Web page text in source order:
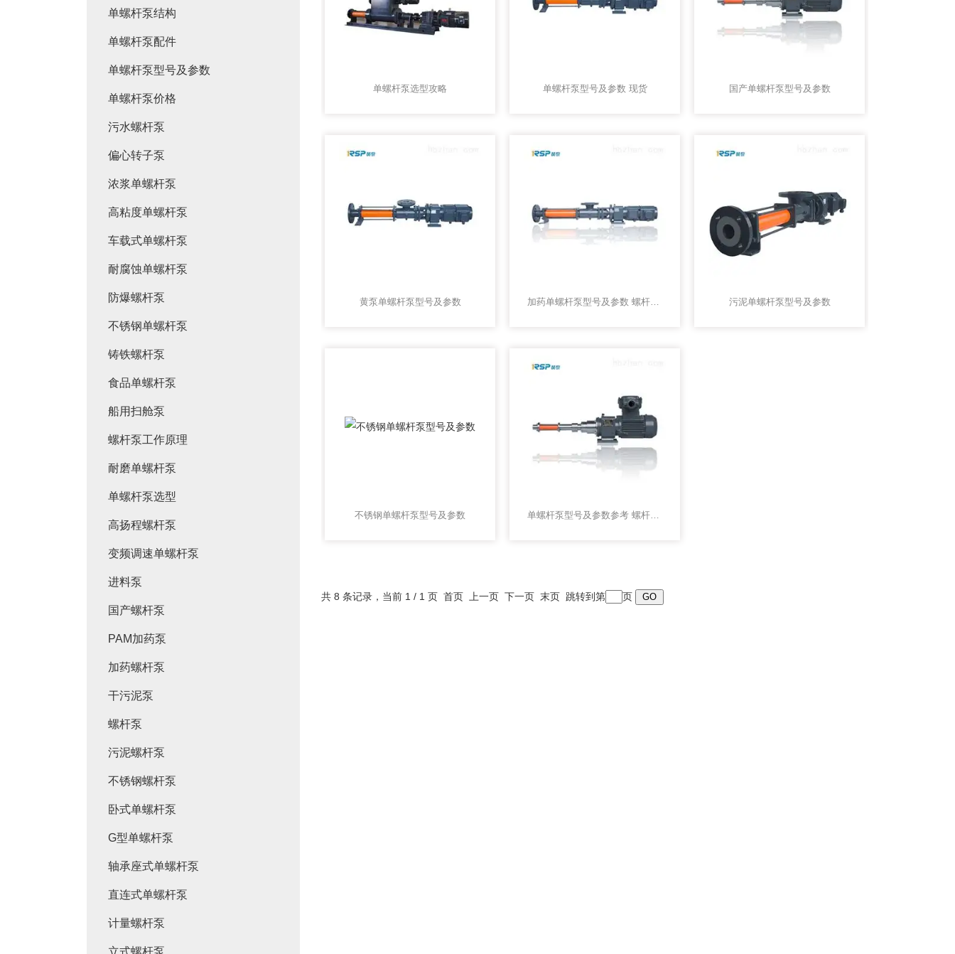
单螺杆泵选型攻略 单螺杆泵型号及参数 现货 国产单螺杆泵型号及参数
黄泵单螺杆泵型号及参数 加药单螺杆泵型号及参数 螺杆泵生产 污泥单螺杆泵型号及参数
不锈钢单螺杆泵型号及参数 单螺杆泵型号及参数参考 螺杆泵生产
共 8 条记录，当前 1 / 1 页 首页 上一页 下一页 末页 跳转到第 页
单螺杆泵结构
单螺杆泵配件
单螺杆泵型号及参数
单螺杆泵价格
污水螺杆泵
偏心转子泵
浓浆单螺杆泵
高粘度单螺杆泵
车载式单螺杆泵
耐腐蚀单螺杆泵
防爆螺杆泵
不锈钢单螺杆泵
铸铁螺杆泵
食品单螺杆泵
船用扫舱泵
螺杆泵工作原理
耐磨单螺杆泵
单螺杆泵选型
高扬程螺杆泵
变频调速单螺杆泵
进料泵
国产螺杆泵
PAM加药泵
加药螺杆泵
干污泥泵
螺杆泵
污泥螺杆泵
不锈钢螺杆泵
卧式单螺杆泵
G型单螺杆泵
轴承座式单螺杆泵
直连式单螺杆泵
计量螺杆泵
立式螺杆泵